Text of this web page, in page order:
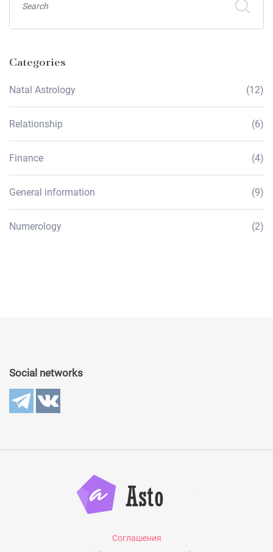
Categories
Natal Astrology (12)
Relationship (6)
Finance (4)
General information (9)
Numerology (2)
Social networks
Соглашения